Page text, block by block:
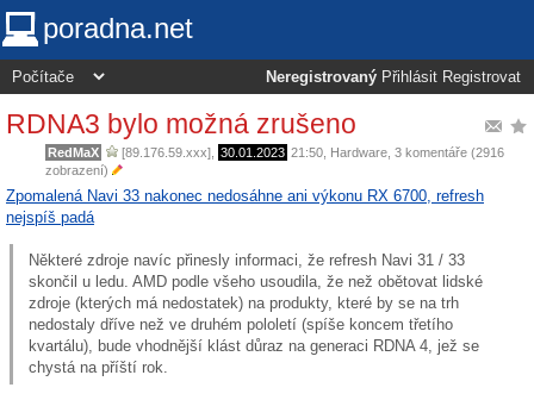
poradna.net
Neregistrovaný Přihlásit Registrovat
RDNA3 bylo možná zrušeno
RedMaX [89.176.59.xxx], 30.01.2023 21:50 Hardware , 3 komentáře (2916
zobrazení)
Zpomalená Navi 33 nakonec nedosáhne ani výkonu RX 6700, refresh
nejspíš padá
Některé zdroje navíc přinesly informaci, že refresh Navi 31 / 33
skončil u ledu. AMD podle všeho usoudila, že než obětovat lidské
zdroje (kterých má nedostatek) na produkty, které by se na trh
nedostaly dříve než ve druhém pololetí (spíše koncem třetího
kvartálu), bude vhodnější klást důraz na generaci RDNA 4, jež se
chystá na příští rok.